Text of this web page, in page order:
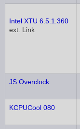
Intel XTU 6.5.1.360
ext. Link
JS Overclock
KCPUCool 080